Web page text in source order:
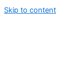
Skip to content